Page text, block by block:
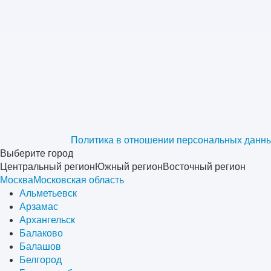
Политика в отношении персональных
Выберите город
Центральный регионЮжный регионВосточный регион
МоскваМосковская область
Альметьевск
Арзамас
Архангельск
Балаково
Балашов
Белгород